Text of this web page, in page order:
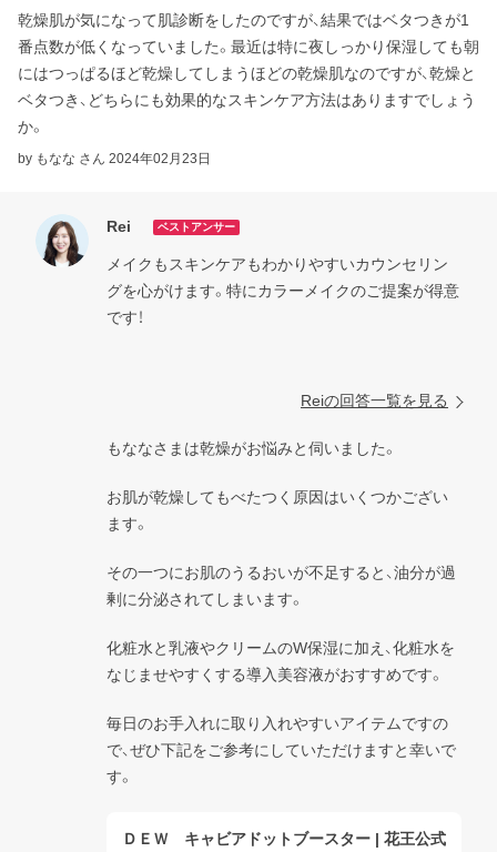
乾燥肌が気になって肌診断をしたのですが、結果ではベタつきが1
番点数が低くなっていました。最近は特に夜しっかり保湿しても朝
にはつっぱるほど乾燥してしまうほどの乾燥肌なのですが、乾燥と
ベタつき、どちらにも効果的なスキンケア方法はありますでしょう
か。
by もなな さん 2024年02月23日
Rei ベストアンサー
メイクもスキンケアもわかりやすいカウンセリン
グを心がけます。特にカラーメイクのご提案が得意
です！
Reiの回答一覧を見る
もななさまは乾燥がお悩みと伺いました。
お肌が乾燥してもべたつく原因はいくつかござい
ます。
その一つにお肌のうるおいが不足すると、油分が過
剰に分泌されてしまいます。
化粧水と乳液やクリームのW保湿に加え、化粧水を
なじませやすくする導入美容液がおすすめです。
毎日のお手入れに取り入れやすいアイテムですの
で、ぜひ下記をご参考にしていただけますと幸いで
す。
ＤＥＷ キャビアドットブースター | 花王公式